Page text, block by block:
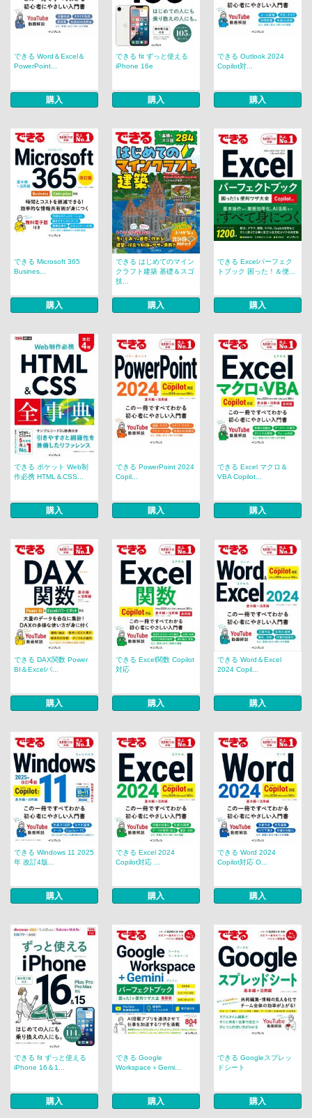
できる Word＆Excel＆
PowerPoint...
購入
できる fit ずっと使える
iPhone 16e
購入
できる Outlook 2024
Copilot対...
購入
できる Microsoft 365
Busines...
購入
できる はじめてのマイン
クラフト建築 基礎＆スゴ
技...
購入
できる Excelパーフェク
トブック 困った！＆便...
購入
できる ポケット Web制
作必携 HTML＆CSS...
購入
できる PowerPoint 2024
Copil...
購入
できる Excel マクロ＆
VBA Copilot...
購入
できる DAX関数 Power
BI＆Excelパ...
購入
できる Excel関数 Copilot
対応
購入
できる Word＆Excel
2024 Copil...
購入
できる Windows 11 2025
年 改訂4版...
購入
できる Excel 2024
Copilot対応 ...
購入
できる Word 2024
Copilot対応 O...
購入
できる fit ずっと使える
iPhone 16＆1...
購入
できる Google
Workspace＋Gemi...
購入
できる Googleスプレッ
ドシート
購入